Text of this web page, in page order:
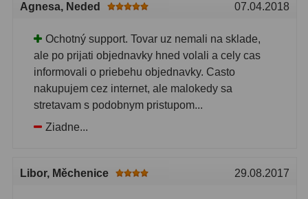
Okulárové výtahy 44
Primární zrcadla9
Sekundární zrcadla6
Adaptéry k okulárovým
Kompaktní3
Agnesa, Neded 07.04.2018
Ochotný support. Tovar uz nemali na sklade,
ale po prijati objednavky hned volali a cely cas
informovali o priebehu objednavky. Casto
nakupujem cez internet, ale malokedy sa
stretavam s podobnym pristupom...
Ziadne...
Libor, Měchenice 29.08.2017